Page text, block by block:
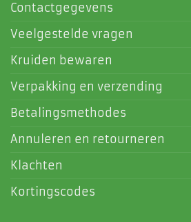
Contactgegevens
Veelgestelde vragen
Kruiden bewaren
Verpakking en verzending
Betalingsmethodes
Annuleren en retourneren
Klachten
Kortingscodes